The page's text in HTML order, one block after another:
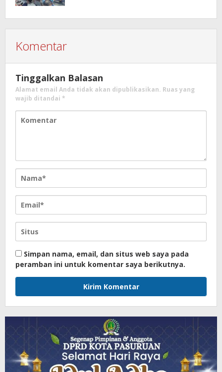
Komentar
Tinggalkan Balasan
Alamat email Anda tidak akan dipublikasikan. Ruas yang
wajib ditandai *
Simpan nama, email, dan situs web saya pada
peramban ini untuk komentar saya berikutnya.